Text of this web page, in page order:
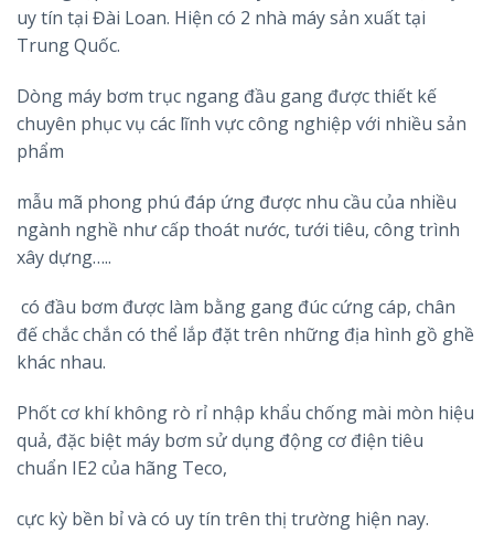
uy tín tại Đài Loan. Hiện có 2 nhà máy sản xuất tại
Trung Quốc.
Dòng máy bơm trục ngang đầu gang được thiết kế
chuyên phục vụ các lĩnh vực công nghiệp với nhiều sản
phẩm
mẫu mã phong phú đáp ứng được nhu cầu của nhiều
ngành nghề như cấp thoát nước, tưới tiêu, công trình
xây dựng…..
có đầu bơm được làm bằng gang đúc cứng cáp, chân
đế chắc chắn có thể lắp đặt trên những địa hình gồ ghề
khác nhau.
Phốt cơ khí không rò rỉ nhập khẩu chống mài mòn hiệu
quả, đặc biệt máy bơm sử dụng động cơ điện tiêu
chuẩn IE2 của hãng Teco,
cực kỳ bền bỉ và có uy tín trên thị trường hiện nay.